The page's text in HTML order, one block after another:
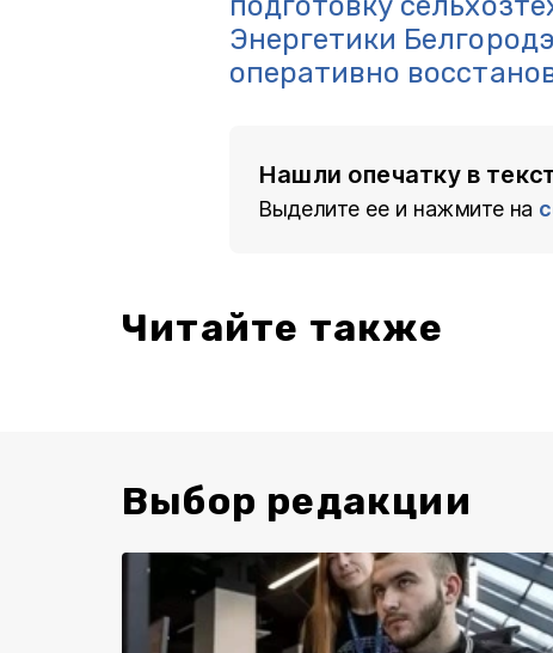
Энергетики
оперативно
Нашли опечатку в
Выделите ее и нажмите на
Читайте также
Выбор редакции